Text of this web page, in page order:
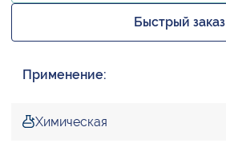
Быстрый заказ
Применение:
Химическая